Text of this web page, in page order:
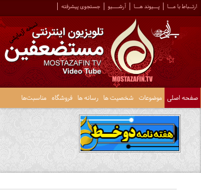
ارتــباط با مـــا پـــیوند هـــا آرشــــیو جستجوی پیشرفته
صفحه اصلی موضوعات شخصیت ها رسانه ها فروشگاه مناسبت‌ها